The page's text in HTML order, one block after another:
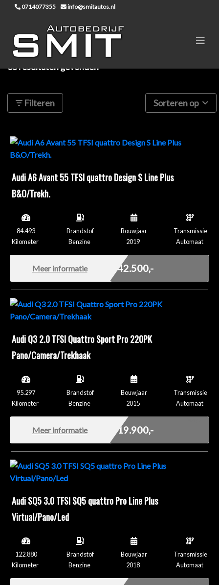
0714077355 info@smitautos.nl
35 resultaten gevonden
Filteren Sorteren op
Audi A6 Avant 55 TFSI quattro Design S Line Plus
B&O/Trekh.
84.493
Kilometer
Brandstof
Benzine
Bouwjaar
2019
Transmissie
Automaat
Meer informatie € 42.500,-
Audi Q3 2.0 TFSI Quattro Sport Pro 220PK
Pano/Camera/Trekhaak
95.297
Kilometer
Brandstof
Benzine
Bouwjaar
2015
Transmissie
Automaat
Meer informatie € 19.900,-
Audi SQ5 3.0 TFSI SQ5 quattro Pro Line Plus
Virtual/Pano/Led
122.880
Kilometer
Brandstof
Benzine
Bouwjaar
2018
Transmissie
Automaat